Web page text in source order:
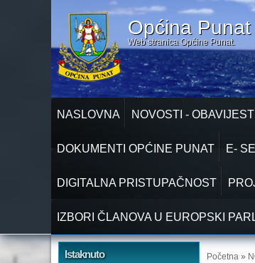
Općina Punat
Web stranica Općine Punat.
NASLOVNA NOVOSTI -
DOKUMENTI OPĆINE PUNAT E-
DIGITALNA PRISTUPAČNOST
IZBORI ČLANOVA U EUROPSKI
Vi ste
Početna »
Istaknuto